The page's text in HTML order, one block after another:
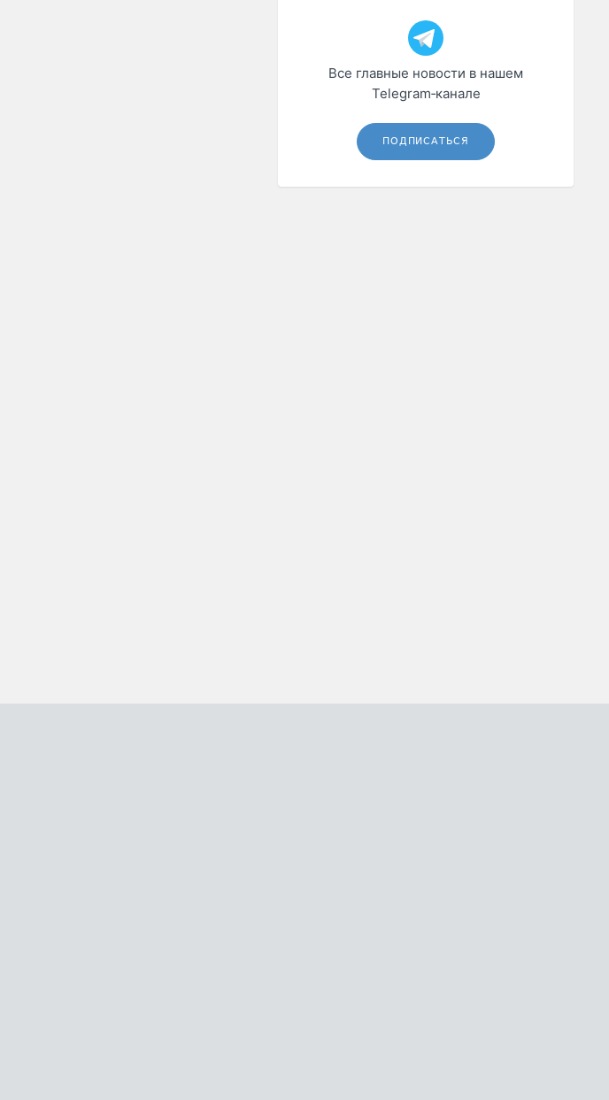
Все главные новости в нашем
Telegram‑канале
ПОДПИСАТЬСЯ